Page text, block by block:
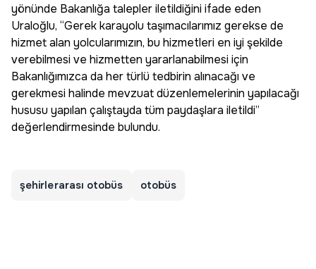
yönünde Bakanlığa talepler iletildiğini ifade eden
Uraloğlu, “Gerek karayolu taşımacılarımız gerekse de
hizmet alan yolcularımızın, bu hizmetleri en iyi şekilde
verebilmesi ve hizmetten yararlanabilmesi için
Bakanlığımızca da her türlü tedbirin alınacağı ve
gerekmesi halinde mevzuat düzenlemelerinin yapılacağı
hususu yapılan çalıştayda tüm paydaşlara iletildi”
değerlendirmesinde bulundu.
şehirlerarası otobüs otobüs